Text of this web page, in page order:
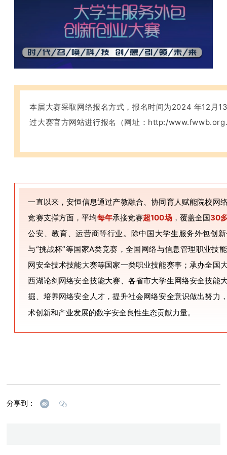
本届大赛采取网络报名方式，报名时间为2024 年12月
过大赛官方网站进行报名（网址：http:/
一直以来，安恒信息通过产教融合、协同育人赋能院校网
竞赛支撑方面，平均每年承接竞赛超100场，覆盖全国30
公安、教育、运营商等行业。除中国大学生服务外包创
与“挑战杯”等国家A类竞赛，全国网络与信息管理职业技
网安全技术技能大赛等国家一类职业技能赛事；承办全国
西湖论剑网络安全技能大赛、各省市大学生网络安全技能
掘、培养网络安全人才，提升社会网络安全意识做出努力
术创新和产业发展的数字安全良性生态贡献力量。
分享到：